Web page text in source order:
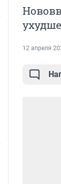
12 апреля